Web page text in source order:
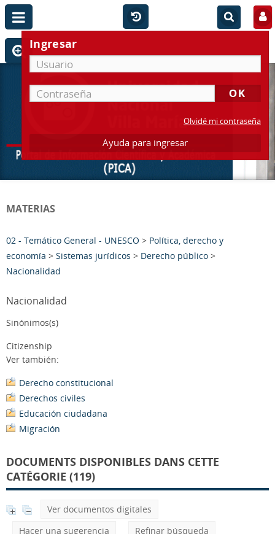
Ingresar
Olvidé mi contraseña
Ayuda para ingresar
MATERIAS
02 - Temático General - UNESCO > Política, derecho y
economía > Sistemas jurídicos > Derecho público >
Nacionalidad
Nacionalidad
Sinónimos(s)
Citizenship
Ver también:
Derecho constitucional
Derechos civiles
Educación ciudadana
Migración
DOCUMENTS DISPONIBLES DANS CETTE
CATÉGORIE (119)
Ver documentos digitales
Hacer una sugerencia
Refinar búsqueda